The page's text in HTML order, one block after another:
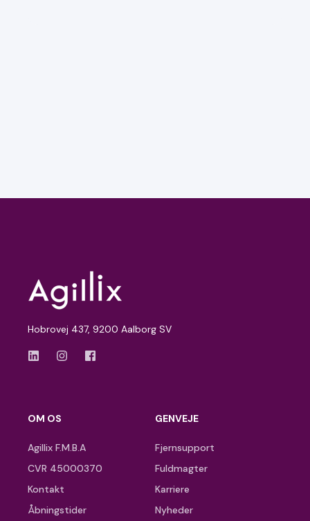
Hobrovej 437, 9200 Aalborg SV
OM OS
Agillix F.M.B.A
CVR 45000370
Kontakt
Åbningstider
GENVEJE
Fjernsupport
Fuldmagter
Karriere
Nyheder